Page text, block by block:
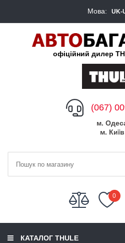
Мова: UK-
офіційний дилер
(067)
м.
м. Київ
0
КАТАЛОГ THULE